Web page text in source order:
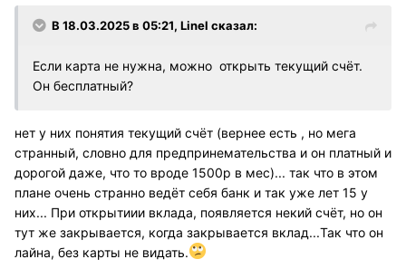
В 18.03.2025 в 05:21, Linel сказал:
Если карта не нужна, можно открыть текущий счёт.
Он бесплатный?
нет у них понятия текущий счёт (вернее есть , но мега
странный, словно для предпринемательства и он платный и
дорогой даже, что то вроде 1500р в мес)... так что в этом
плане очень странно ведёт себя банк и так уже лет 15 у
них... При открытиии вклада, появляется некий счёт, но он
тут же закрывается, когда закрывается вклад...Так что он
лайна, без карты не видать.